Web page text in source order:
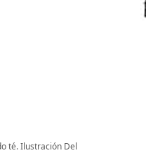
té. Ilustración Del